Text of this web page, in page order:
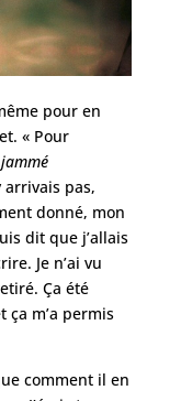
pour en
« Pour
jammé
arrivais pas,
donné, mon
dit que j’allais
Je n’ai vu
Ça été
ça m’a permis
comment il en